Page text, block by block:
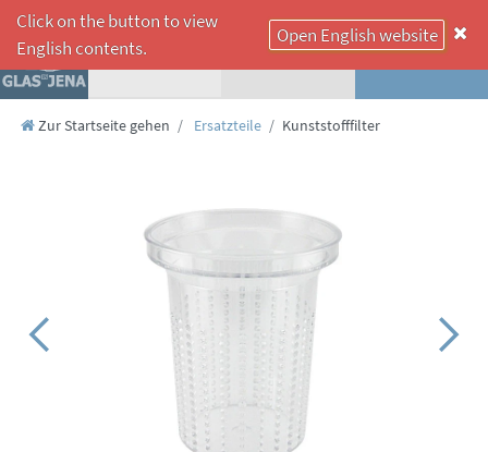
☰
Click on the button to view
English contents.
Open English website
Zur Startseite gehen Ersatzteile Kunststofffilter